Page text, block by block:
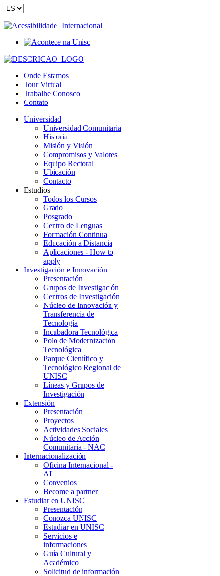
Acessibilidade Internacional
Onde Estamos
Tour Virtual
Trabalhe Conosco
Contato
Universidad
Universidad Comunitaria
Historia
Misión y Visión
Compromisos y Valores
Equipo Rectoral
Ubicación
Contacto
Estudios
Todos los Cursos
Grado
Posgrado
Centro de Lenguas
Formación Continua
Educación a Distancia
Aplicaciones - How to
apply
Investigación e Innovación
Presentación
Grupos de Investigación
Centros de Investigación
Núcleo de Innovación y
Transferencia de
Tecnología
Incubadora Tecnológica
Polo de Modernización
Tecnológica
Parque Científico y
Tecnológico Regional de
UNISC
Líneas y Grupos de
Investigación
Extensión
Presentación
Proyectos
Actividades Sociales
Núcleo de Acción
Comunitaria - NAC
Internacionalización
Oficina Internacional -
AI
Convenios
Become a partner
Estudiar en UNISC
Presentación
Conozca UNISC
Estudiar en UNISC
Servicios e
informaciones
Guía Cultural y
Académico
Solicitud de información